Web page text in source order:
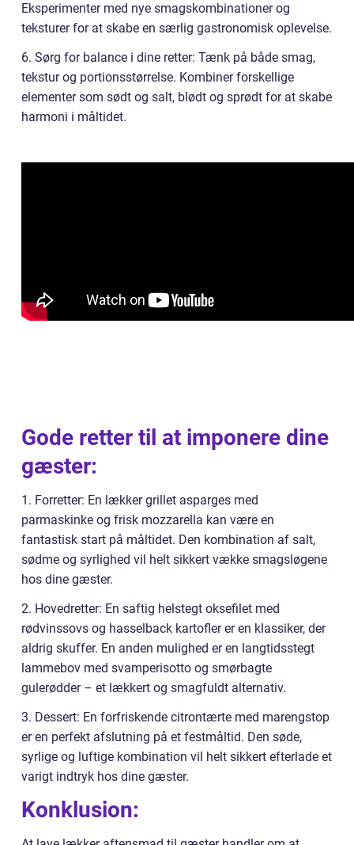
Eksperimenter med nye smagskombinationer og
teksturer for at skabe en særlig gastronomisk oplevelse.
6. Sørg for balance i dine retter: Tænk på både smag,
tekstur og portionsstørrelse. Kombiner forskellige
elementer som sødt og salt, blødt og sprødt for at skabe
harmoni i måltidet.
Gode retter til at imponere dine
gæster:
1. Forretter: En lækker grillet asparges med
parmaskinke og frisk mozzarella kan være en
fantastisk start på måltidet. Den kombination af salt,
sødme og syrlighed vil helt sikkert vække smagsløgene
hos dine gæster.
2. Hovedretter: En saftig helstegt oksefilet med
rødvinssovs og hasselback kartofler er en klassiker, der
aldrig skuffer. En anden mulighed er en langtidsstegt
lammebov med svamperisotto og smørbagte
gulerødder – et lækkert og smagfuldt alternativ.
3. Dessert: En forfriskende citrontærte med marengstop
er en perfekt afslutning på et festmåltid. Den søde,
syrlige og luftige kombination vil helt sikkert efterlade et
varigt indtryk hos dine gæster.
Konklusion: